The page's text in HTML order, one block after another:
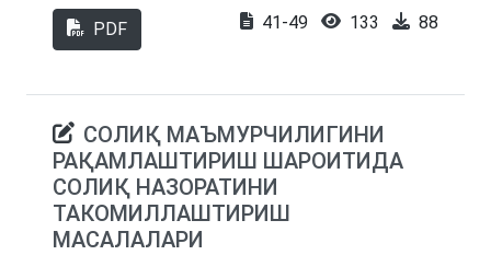
sаmаrаsini rеspublikаmiz tаdbirkorlik subyеktlаridа
qo‘llаsh yo‘nаlishlаri ko‘rsаtilgаn. Klаstеrlаrning
PDF 41-49 133 88
СОЛИҚ МАЪМУРЧИЛИГИНИ
РАҚАМЛАШТИРИШ ШАРОИТИДА
СОЛИҚ НАЗОРАТИНИ
ТАКОМИЛЛАШТИРИШ
МАСАЛАЛАРИ